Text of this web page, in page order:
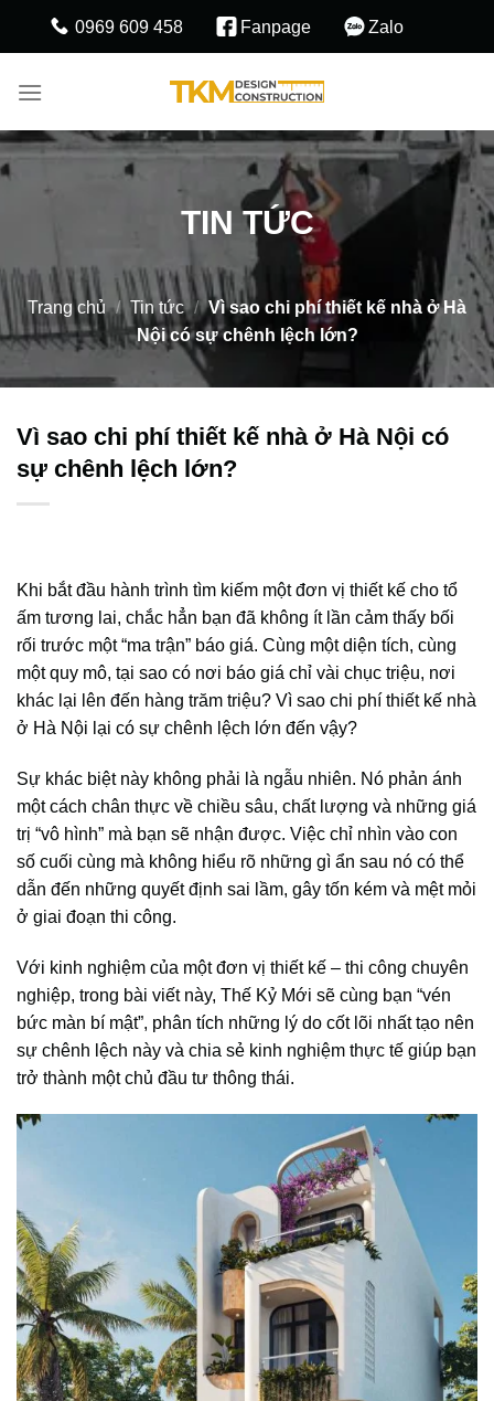
0969 609 458 Fanpage Zalo
TIN TỨC
Trang chủ / Tin tức / Vì sao chi phí thiết kế nhà ở Hà
Nội có sự chênh lệch lớn?
Vì sao chi phí thiết kế nhà ở Hà Nội có
sự chênh lệch lớn?
Khi bắt đầu hành trình tìm kiếm một đơn vị thiết kế cho tổ
ấm tương lai, chắc hẳn bạn đã không ít lần cảm thấy bối
rối trước một “ma trận” báo giá. Cùng một diện tích, cùng
một quy mô, tại sao có nơi báo giá chỉ vài chục triệu, nơi
khác lại lên đến hàng trăm triệu? Vì sao chi phí thiết kế nhà
ở Hà Nội lại có sự chênh lệch lớn đến vậy?
Sự khác biệt này không phải là ngẫu nhiên. Nó phản ánh
một cách chân thực về chiều sâu, chất lượng và những giá
trị “vô hình” mà bạn sẽ nhận được. Việc chỉ nhìn vào con
số cuối cùng mà không hiểu rõ những gì ẩn sau nó có thể
dẫn đến những quyết định sai lầm, gây tốn kém và mệt mỏi
ở giai đoạn thi công.
Với kinh nghiệm của một đơn vị thiết kế – thi công chuyên
nghiệp, trong bài viết này, Thế Kỷ Mới sẽ cùng bạn “vén
bức màn bí mật”, phân tích những lý do cốt lõi nhất tạo nên
sự chênh lệch này và chia sẻ kinh nghiệm thực tế giúp bạn
trở thành một chủ đầu tư thông thái.